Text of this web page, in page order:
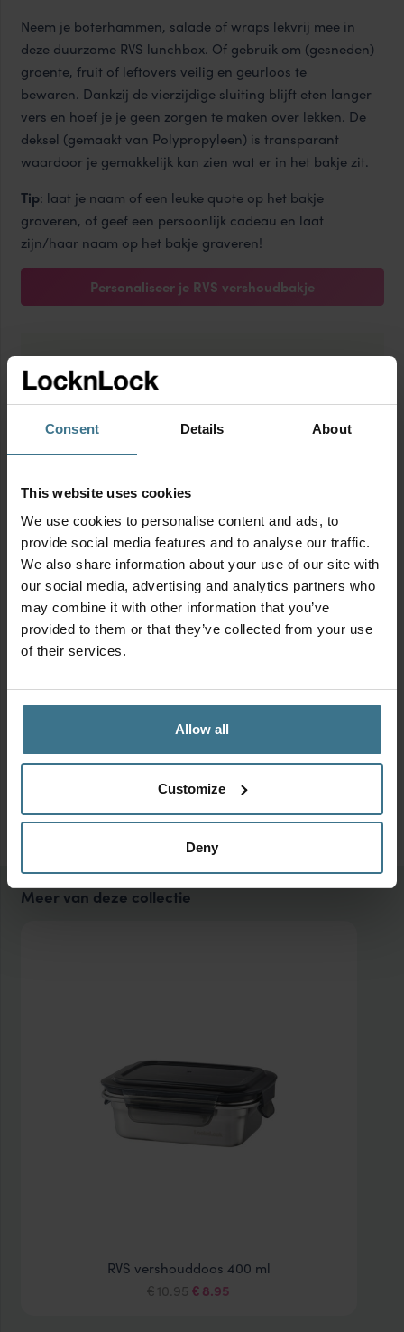
Consent Details About
This website uses cookies
We use cookies to personalise content and ads, to
provide social media features and to analyse our traffic.
We also share information about your use of our site with
our social media, advertising and analytics partners who
may combine it with other information that you’ve
provided to them or that they’ve collected from your use
of their services.
Allow all
Customize
Deny
Neem je boterhammen, salade of wraps lekvrij mee in
deze duurzame RVS lunchbox. Of gebruik om (gesneden)
groente, fruit of leftovers veilig en geurloos te
bewaren. Dankzij de vierzijdige sluiting blijft eten langer
vers en hoef je je geen zorgen te maken over lekken. De
deksel (gemaakt van Polypropyleen) is transparant
waardoor je gemakkelijk kan zien wat er in het bakje zit.
Tip: laat je naam of een leuke quote op het bakje
graveren, of geef een persoonlijk cadeau en laat
zijn/haar naam op het bakje graveren!
Personaliseer je RVS vershoudbakje
100% lucht- en waterdicht
RVS is smaak- en geurloos en neemt geen kleur
aan
In elkaar stapelbaar
Al onze producten zijn BPA-vrij en PFAS-vrij
Niet geschikt voor in de magnetron
Productinformatie
Geschikt voor
Meer van deze collectie
RVS vershouddoos 400 ml
€10.95Oorspronkelijke
€ 8.95